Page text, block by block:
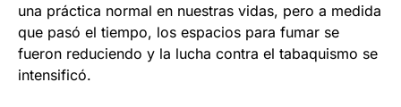
una práctica normal en nuestras vidas, pero a medida
que pasó el tiempo, los espacios para fumar se
fueron reduciendo y la lucha contra el tabaquismo se
intensificó.